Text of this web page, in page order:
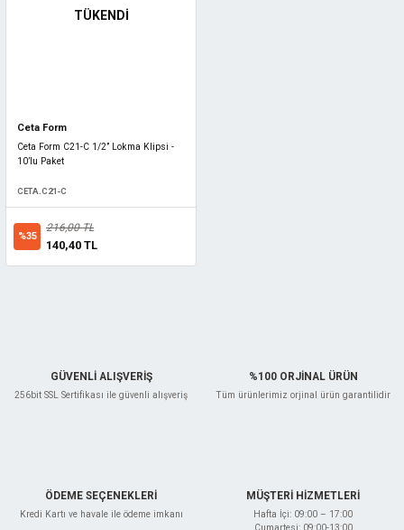
TÜKENDİ
Ceta Form
Ceta Form C21-C 1/2’’ Lokma Klipsi -
10’lu Paket
CETA.C21-C
%35
216,00 TL
140,40 TL
GÜVENLİ ALIŞVERİŞ
256bit SSL Sertifikası ile güvenli alışveriş
%100 ORJİNAL ÜRÜN
Tüm ürünlerimiz orjinal ürün garantilidir
ÖDEME SEÇENEKLERİ
Kredi Kartı ve havale ile ödeme imkanı
MÜŞTERİ HİZMETLERİ
Hafta İçi: 09:00 – 17:00
Cumartesi: 09:00-13:00